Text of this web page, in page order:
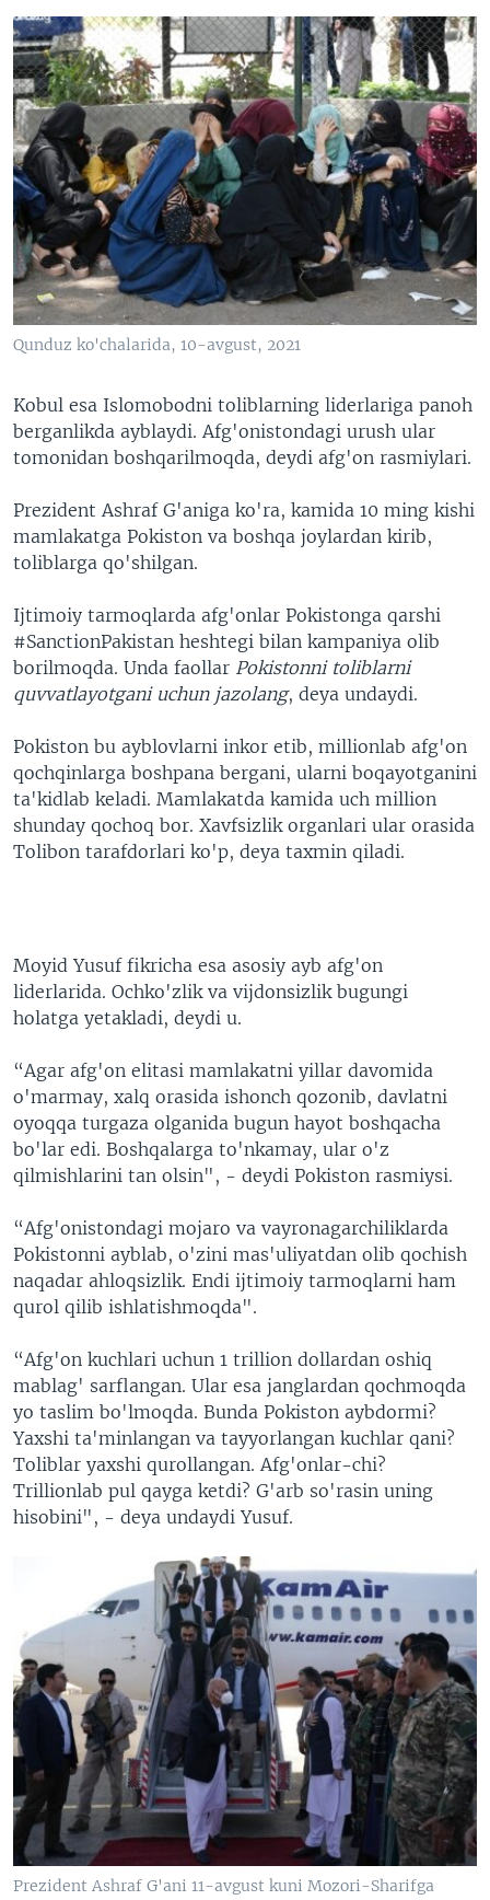
Qunduz ko'chalarida, 10-avgust, 2021
Kobul esa Islomobodni toliblarning liderlariga panoh
berganlikda ayblaydi. Afg'onistondagi urush ular
tomonidan boshqarilmoqda, deydi afg'on rasmiylari.
Prezident Ashraf G'aniga ko'ra, kamida 10 ming kishi
mamlakatga Pokiston va boshqa joylardan kirib,
toliblarga qo'shilgan.
Ijtimoiy tarmoqlarda afg'onlar Pokistonga qarshi
#SanctionPakistan heshtegi bilan kampaniya olib
borilmoqda. Unda faollar Pokistonni toliblarni
quvvatlayotgani uchun jazolang, deya undaydi.
Pokiston bu ayblovlarni inkor etib, millionlab afg'on
qochqinlarga boshpana bergani, ularni boqayotganini
ta'kidlab keladi. Mamlakatda kamida uch million
shunday qochoq bor. Xavfsizlik organlari ular orasida
Tolibon tarafdorlari ko'p, deya taxmin qiladi.
Moyid Yusuf fikricha esa asosiy ayb afg'on
liderlarida. Ochko'zlik va vijdonsizlik bugungi
holatga yetakladi, deydi u.
“Agar afg'on elitasi mamlakatni yillar davomida
o'marmay, xalq orasida ishonch qozonib, davlatni
oyoqqa turgaza olganida bugun hayot boshqacha
bo'lar edi. Boshqalarga to'nkamay, ular o'z
qilmishlarini tan olsin", - deydi Pokiston rasmiysi.
“Afg'onistondagi mojaro va vayronagarchiliklarda
Pokistonni ayblab, o'zini mas'uliyatdan olib qochish
naqadar ahloqsizlik. Endi ijtimoiy tarmoqlarni ham
qurol qilib ishlatishmoqda".
“Afg'on kuchlari uchun 1 trillion dollardan oshiq
mablag' sarflangan. Ular esa janglardan qochmoqda
yo taslim bo'lmoqda. Bunda Pokiston aybdormi?
Yaxshi ta'minlangan va tayyorlangan kuchlar qani?
Toliblar yaxshi qurollangan. Afg'onlar-chi?
Trillionlab pul qayga ketdi? G'arb so'rasin uning
hisobini", - deya undaydi Yusuf.
Prezident Ashraf G'ani 11-avgust kuni Mozori-Sharifga